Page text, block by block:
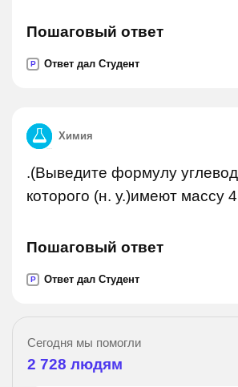
Пошаговый ответ
P Ответ дал Студент
Химия
.(Выведите формулу
которого (н. у.)имеют массу 4
Пошаговый ответ
P Ответ дал Студент
Сегодня мы помогли
2 728 людям